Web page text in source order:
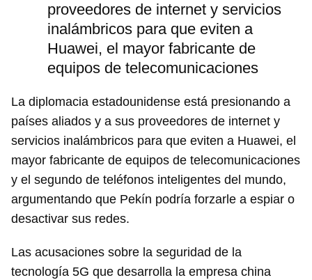
proveedores de internet y servicios
inalámbricos para que eviten a
Huawei, el mayor fabricante de
equipos de telecomunicaciones
La diplomacia estadounidense está presionando a
países aliados y a sus proveedores de internet y
servicios inalámbricos para que eviten a Huawei, el
mayor fabricante de equipos de telecomunicaciones
y el segundo de teléfonos inteligentes del mundo,
argumentando que Pekín podría forzarle a espiar o
desactivar sus redes.
Las acusaciones sobre la seguridad de la
tecnología 5G que desarrolla la empresa china